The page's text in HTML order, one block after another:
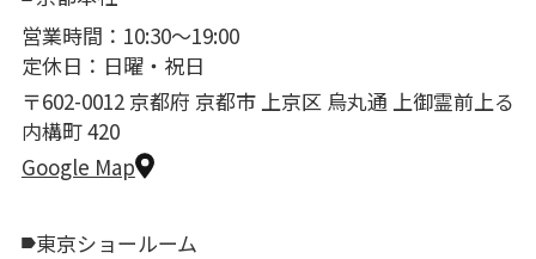
営業時間：10:30〜19:00
定休日：日曜・祝日
〒602-0012 京都府 京都市 上京区 烏丸通 上御霊前上る
内構町 420
Google Map
東京ショールーム